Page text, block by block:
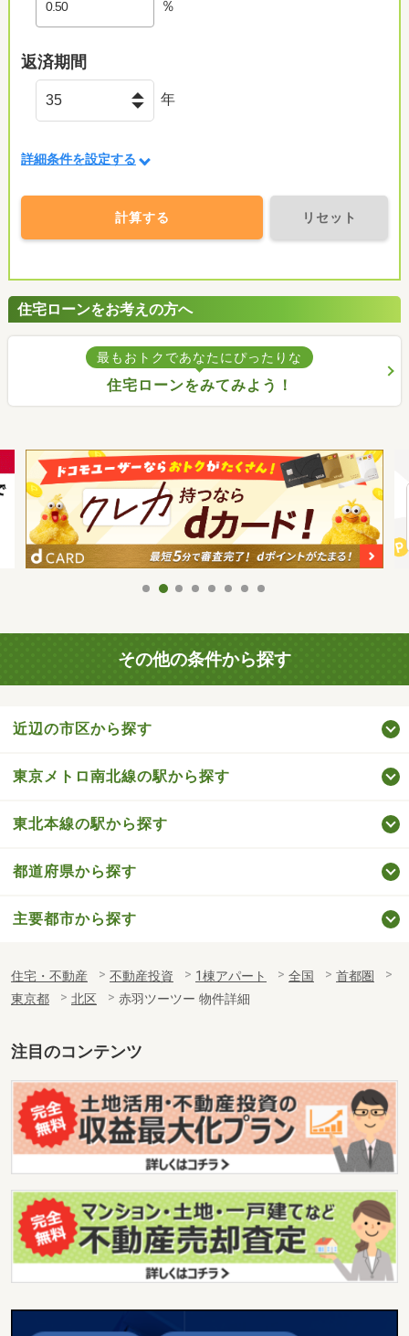
％
返済期間
年
詳細条件を設定する
計算する リセット
住宅ローンをお考えの方へ
最もおトクであなたにぴったりな
住宅ローンをみてみよう！
その他の条件から探す
近辺の市区から探す
東京メトロ南北線の駅から探す
東北本線の駅から探す
都道府県から探す
主要都市から探す
住宅・不動産 不動産投資 1棟アパート 全国
首都圏
東京都
北区 赤羽ツーツー 物件詳細
注目のコンテンツ